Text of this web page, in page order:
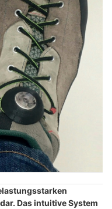
Das intuitive System